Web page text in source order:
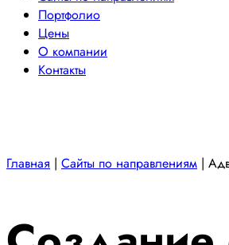
Портфолио
Цены
О компании
Контакты
Главная | Сайты по направлениям |